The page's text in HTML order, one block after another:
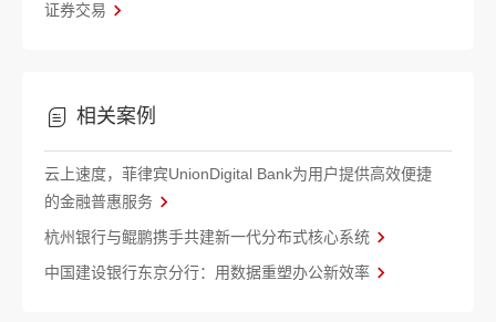
证券交易
相关案例
云上速度，菲律宾UnionDigital Bank为用户提供高效便捷
的金融普惠服务
杭州银行与鲲鹏携手共建新一代分布式核心系统
中国建设银行东京分行：用数据重塑办公新效率